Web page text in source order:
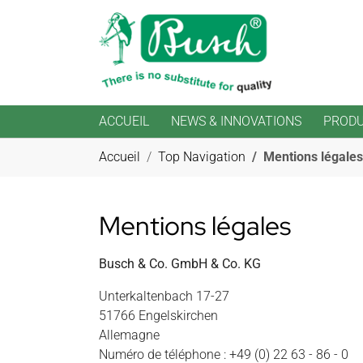
ACCUEIL NEWS & INNOVATIONS
Accueil Top Navigation Mentions légales
Mentions légales
Busch & Co. GmbH & Co. KG
Unterkaltenbach 17-27
51766 Engelskirchen
Allemagne
Numéro de téléphone : +49 (0) 22 63 - 86 - 0